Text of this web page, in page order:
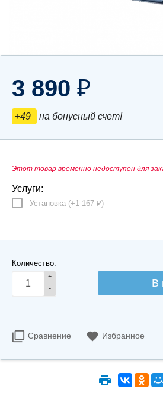
3 890 ₽
+49 на бонусный счет!
Этот товар временно недоступен для
Услуги:
Установка (+1 167 ₽)
Количество:
Сравнение Избранное